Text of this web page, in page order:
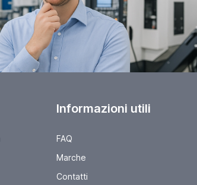
Informazioni utili
FAQ
Marche
Contatti